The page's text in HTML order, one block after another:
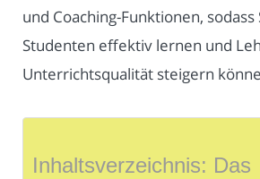
und Coaching-Funktionen, sodass
Studenten effektiv lernen und
Unterrichtsqualität steigern
Inhaltsverzeichnis: Das